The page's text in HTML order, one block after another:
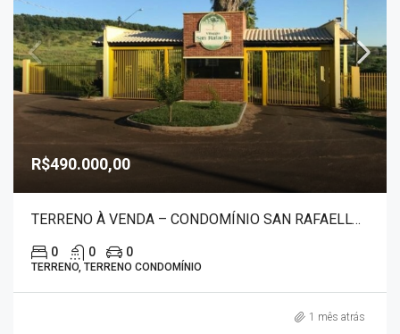
R$490.000,00
TERRENO À VENDA – CONDOMÍNIO SAN RAFAELLO 3975
0 0 0
TERRENO, TERRENO CONDOMÍNIO
1 mês atrás